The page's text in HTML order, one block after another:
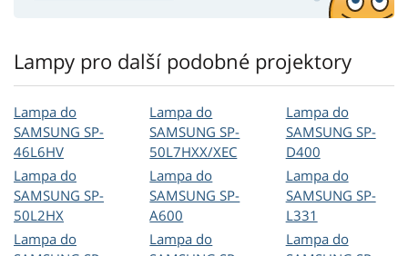
Lampy pro další podobné projektory
Lampa do
SAMSUNG SP-
46L6HV
Lampa do
SAMSUNG SP-
50L2HX
Lampa do
Lampa do
SAMSUNG SP-
50L7HXX/XEC
Lampa do
SAMSUNG SP-
A600
Lampa do
Lampa do
SAMSUNG SP-
D400
Lampa do
SAMSUNG SP-
L331
Lampa do